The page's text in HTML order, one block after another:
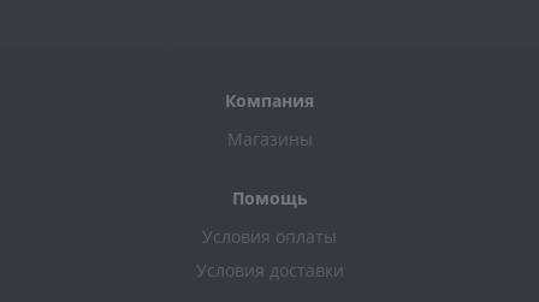
Компания
Магазины
Помощь
Условия оплаты
Условия доставки